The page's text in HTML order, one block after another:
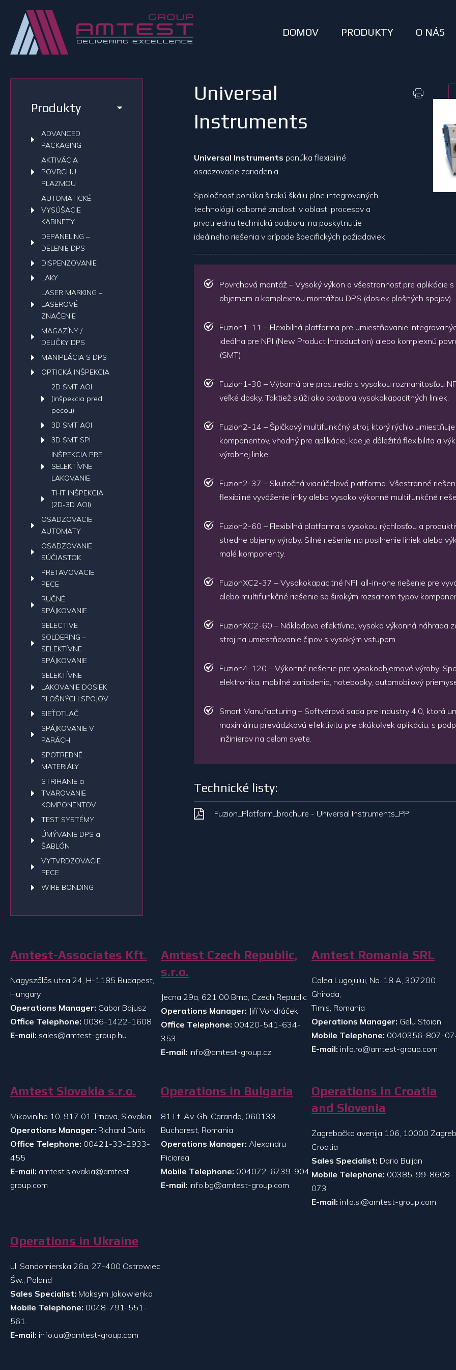
DOMOV PRODUKTY O NÁS
Produkty
ADVANCED
PACKAGING
AKTIVÁCIA
POVRCHU
PLAZMOU
AUTOMATICKÉ
VYSÚŠACIE
KABINETY
DEPANELING –
DELENIE DPS
DISPENZOVANIE
LAKY
LASER MARKING –
LASEROVÉ
ZNAČENIE
MAGAZÍNY /
DELIČKY DPS
MANIPLÁCIA S DPS
OPTICKÁ INŠPEKCIA
2D SMT AOI
(inšpekcia pred
pecou)
3D SMT AOI
3D SMT SPI
INŠPEKCIA PRE
SELEKTÍVNE
LAKOVANIE
THT INŠPEKCIA
(2D-3D AOI)
OSADZOVACIE
AUTOMATY
OSADZOVANIE
SÚČIASTOK
PRETAVOVACIE
PECE
RUČNÉ
SPÁJKOVANIE
SELECTIVE
SOLDERING –
SELEKTÍVNE
SPÁJKOVANIE
SELEKTÍVNE
LAKOVANIE DOSIEK
PLOŠNÝCH SPOJOV
SIEŤOTLAČ
SPÁJKOVANIE V
PARÁCH
SPOTREBNÉ
MATERIÁLY
STRIHANIE a
TVAROVANIE
KOMPONENTOV
TEST SYSTÉMY
ÚMÝVANIE DPS a
ŠABLÓN
VYTVRDZOVACIE
PECE
WIRE BONDING
Universal
Instruments
Universal Instruments ponúka flexibilné
osadzovacie zariadenia.
Spoločnosť ponúka širokú škálu plne integrovaných
technológií, odborné znalosti v oblasti procesov a
prvotriednu technickú podporu, na poskytnutie
ideálneho riešenia v prípade špecifických požiadaviek.
Povrchová montáž – Vysoký výkon a všestrannosť pre aplikácie s
objemom a komplexnou montážou DPS (dosiek plošných spojov).
Fuzion1-11 – Flexibilná platforma pre umiestňovanie
ideálna pre NPI (New Product Introduction) alebo komplexnú
(SMT).
Fuzion1-30 – Výborná pre prostredia s vysokou rozmanitosťou
veľké dosky. Taktiež slúži ako podpora vysokokapacitných liniek.
Fuzion2-14 – Špičkový multifunkčný stroj, ktorý rýchlo
komponentov, vhodný pre aplikácie, kde je dôležitá flexibilita a
výrobnej linke.
Fuzion2-37 – Skutočná viacúčelová platforma. Všestranné
flexibilné vyváženie linky alebo vysoko výkonné multifunkčné
Fuzion2-60 – Flexibilná platforma s vysokou rýchlosťou a
stredne objemy výroby. Silné riešenie na posilnenie liniek alebo
malé komponenty.
FuzionXC2-37 – Vysokokapacitné NPI, all-in-one riešenie pre
alebo multifunkčné riešenie so širokým rozsahom typov
FuzionXC2-60 – Nákladovo efektívna, vysoko výkonná náhrada
stroj na umiestňovanie čipov s vysokým vstupom.
Fuzion4-120 – Výkonné riešenie pre vysokoobjemové výroby:
elektronika, mobilné zariadenia, notebooky, automobilový
Smart Manufacturing – Softvérová sada pre Industry 4.0, ktorá
maximálnu prevádzkovú efektivitu pre akúkoľvek aplikáciu, s
inžinierov na celom svete.
Technické listy:
Fuzion_Platform_brochure - Universal Instruments_PP
Amtest-Associates Kft.
Nagyszőlős utca 24, H-1185 Budapest,
Hungary
Operations Manager: Gabor Bajusz
Office Telephone: 0036-1422-1608
E-mail: sales@amtest-group.hu
Amtest Czech Republic,
s.r.o.
Jecna 29a, 621 00 Brno, Czech Republic
Operations Manager: Jiří Vondráček
Office Telephone: 00420-541-634-
353
E-mail: info@amtest-group.cz
Amtest Romania SRL
Calea Lugojului, No. 18 A, 307200
Ghiroda,
Timis, Romania
Operations Manager: Gelu Stoian
Mobile Telephone: 0040356-807-
E-mail: info.ro@amtest-group.com
Amtest Slovakia s.r.o.
Mikoviniho 10, 917 01 Trnava, Slovakia
Operations Manager: Richard Duris
Office Telephone: 00421-33-2933-
455
E-mail: amtest.slovakia@amtest-
group.com
Operations in Bulgaria
81 Lt. Av. Gh. Caranda, 060133
Bucharest, Romania
Operations Manager: Alexandru
Piciorea
Mobile Telephone: 004072-6739-904
E-mail: info.bg@amtest-group.com
Operations in Croatia
and Slovenia
Zagrebačka avenija 106, 10000
Croatia
Sales Specialist: Dario Buljan
Mobile Telephone: 00385-99-8608-
073
E-mail: info.si@amtest-group.com
Operations in Ukraine
ul. Sandomierska 26a, 27-400 Ostrowiec
Św., Poland
Sales Specialist: Maksym Jakowienko
Mobile Telephone: 0048-791-551-
561
E-mail: info.ua@amtest-group.com